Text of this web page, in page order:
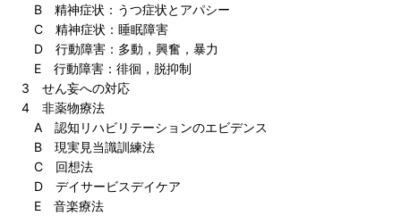
B 精神症状：うつ症状とアパシー
C 精神症状：睡眠障害
D 行動障害：多動，興奮，暴力
E 行動障害：徘徊，脱抑制
3 せん妄への対応
4 非薬物療法
A 認知リハビリテーションのエビデンス
B 現実見当識訓練法
C 回想法
D デイサービスデイケア
E 音楽療法